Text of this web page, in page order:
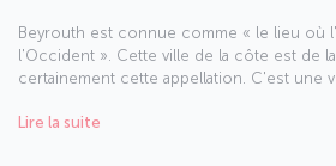
Beyrouth est connue comme « le lieu où
l'Occident ». Cette ville de la côte est de
certainement cette appellation. C'est une
interconnectés et entremêlés. Beyrouth
Lire la suite